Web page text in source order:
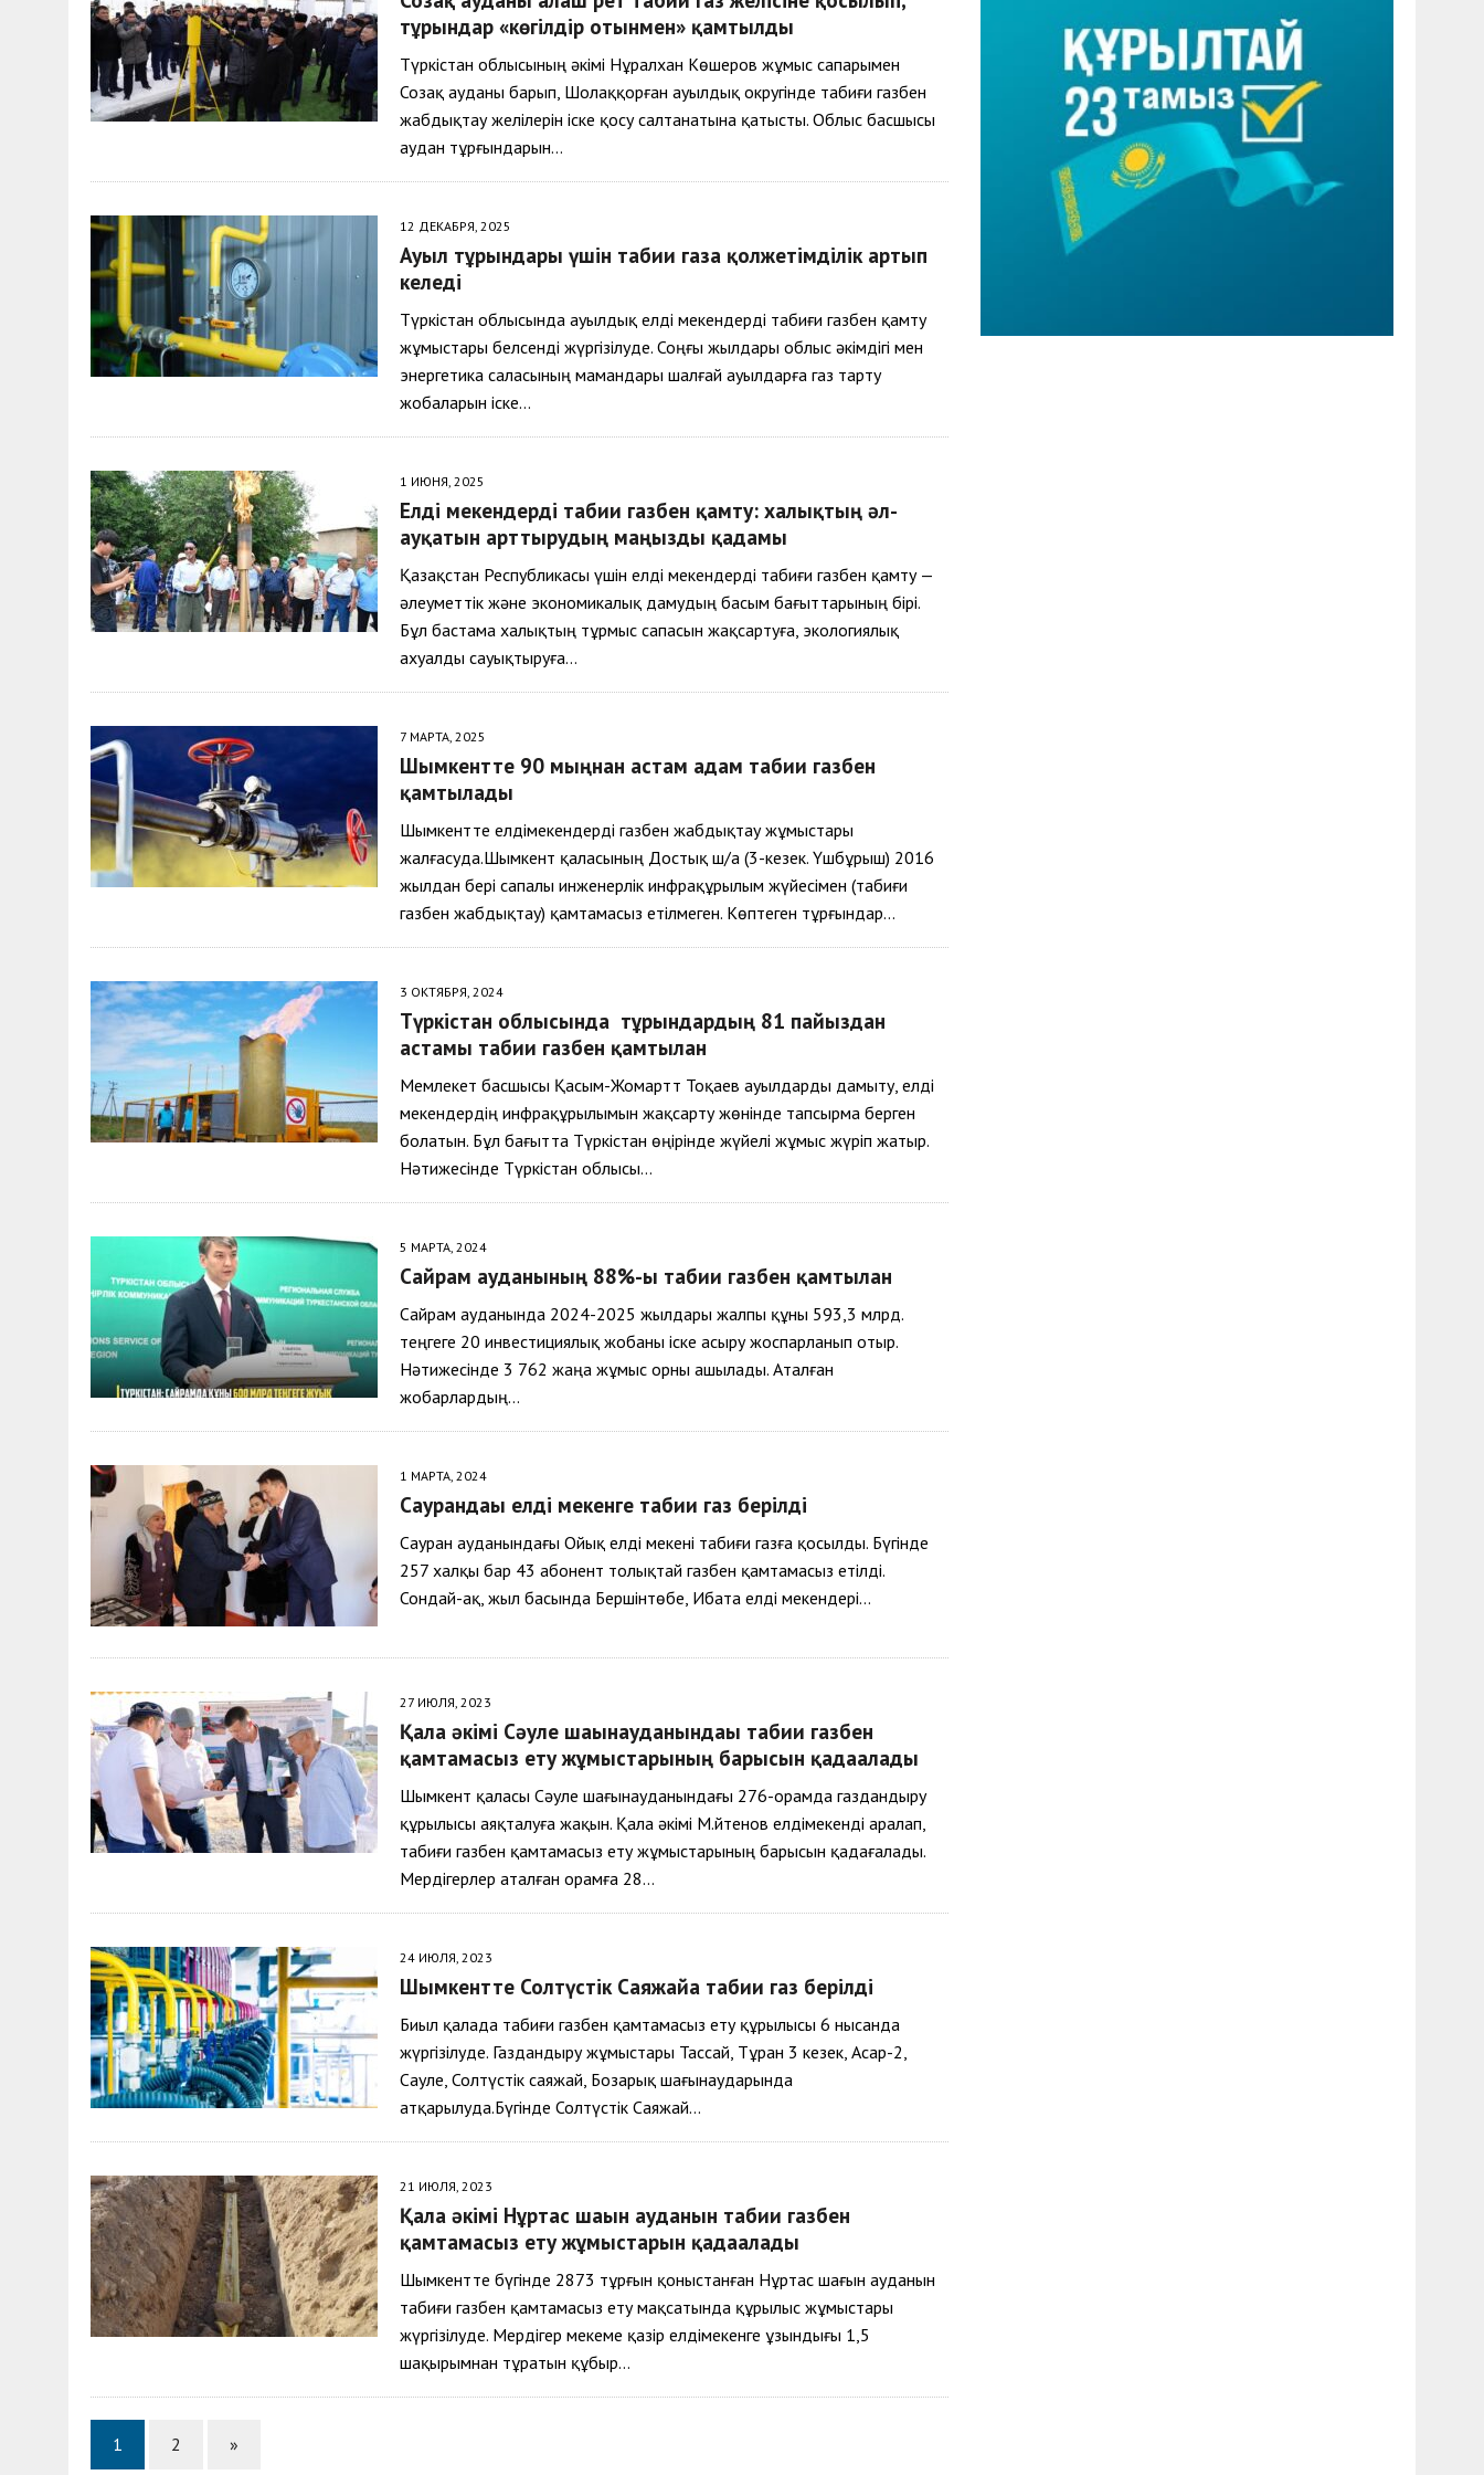
30 МАЯ, 2026 | ТҮСІНДІРУ ЖҰМЫСТАРЫ ЖҮРГІЗІЛДІтұрғындар «көгілдір отынмен» қамтылды
Түркістан облысының әкімі Нұралхан Көшеров жұмыс сапарымен
Созақ ауданы барып, Шолаққорған ауылдық округінде табиғи газбен
жабдықтау желілерін іске қосу салтанатына қатысты. Облыс басшысы
аудан тұрғындарын…
12 ДЕКАБРЯ, 2025
Ауыл тұрғындары үшін табиғи газға қолжетімділік артып
келеді
Түркістан облысында ауылдық елді мекендерді табиғи газбен қамту
жұмыстары белсенді жүргізілуде. Соңғы жылдары облыс әкімдігі мен
энергетика саласының мамандары шалғай ауылдарға газ тарту
жобаларын іске…
1 ИЮНЯ, 2025
Елді мекендерді табиғи газбен қамту: халықтың әл-
ауқатын арттырудың маңызды қадамы
Қазақстан Республикасы үшін елді мекендерді табиғи газбен қамту —
әлеуметтік және экономикалық дамудың басым бағыттарының бірі.
Бұл бастама халықтың тұрмыс сапасын жақсартуға, экологиялық
ахуалды сауықтыруға…
7 МАРТА, 2025
Шымкентте 90 мыңнан астам адам табиғи газбен
қамтылады
Шымкентте елдімекендерді газбен жабдықтау жұмыстары
жалғасуда.Шымкент қаласының Достық ш/а (3-кезек. Үшбұрыш) 2016
жылдан бері сапалы инженерлік инфрақұрылым жүйесімен (табиғи
газбен жабдықтау) қамтамасыз етілмеген. Көптеген тұрғындар…
3 ОКТЯБРЯ, 2024
Түркістан облысында тұрғындардың 81 пайыздан
астамы табиғи газбен қамтылған
Мемлекет басшысы Қасым-Жомартт Тоқаев ауылдарды дамыту, елді
мекендердің инфрақұрылымын жақсарту жөнінде тапсырма берген
болатын. Бұл бағытта Түркістан өңірінде жүйелі жұмыс жүріп жатыр.
Нәтижесінде Түркістан облысы…
5 МАРТА, 2024
Сайрам ауданының 88%-ы табиғи газбен қамтылған
Сайрам ауданында 2024-2025 жылдары жалпы құны 593,3 млрд.
теңгеге 20 инвестициялық жобаны іске асыру жоспарланып отыр.
Нәтижесінде 3 762 жаңа жұмыс орны ашылады. Аталған
жобарлардың…
1 МАРТА, 2024
Саурандағы елді мекенге табиғи газ берілді
Сауран ауданындағы Ойық елді мекені табиғи газға қосылды. Бүгінде
257 халқы бар 43 абонент толықтай газбен қамтамасыз етілді.
Сондай-ақ, жыл басында Бершінтөбе, Ибата елді мекендері…
27 ИЮЛЯ, 2023
Қала әкімі Сәуле шағынауданындағы табиғи газбен
қамтамасыз ету жұмыстарының барысын қадағалады
Шымкент қаласы Сәуле шағынауданындағы 276-орамда газдандыру
құрылысы аяқталуға жақын. Қала әкімі М.Әйтенов елдімекенді аралап,
табиғи газбен қамтамасыз ету жұмыстарының барысын қадағалады.
Мердігерлер аталған орамға 28…
24 ИЮЛЯ, 2023
Шымкентте Солтүстік Саяжайға табиғи газ берілді
Биыл қалада табиғи газбен қамтамасыз ету құрылысы 6 нысанда
жүргізілуде. Газдандыру жұмыстары Тассай, Тұран 3 кезек, Асар-2,
Сауле, Солтүстік саяжай, Бозарық шағынаударында
атқарылуда.Бүгінде Солтүстік Саяжай…
21 ИЮЛЯ, 2023
Қала әкімі Нұртас шағын ауданын табиғи газбен
қамтамасыз ету жұмыстарын қадағалады
Шымкентте бүгінде 2873 тұрғын қоныстанған Нұртас шағын ауданын
табиғи газбен қамтамасыз ету мақсатында құрылыс жұмыстары
жүргізілуде. Мердігер мекеме қазір елдімекенге ұзындығы 1,5
шақырымнан тұратын құбыр…
1 2 »